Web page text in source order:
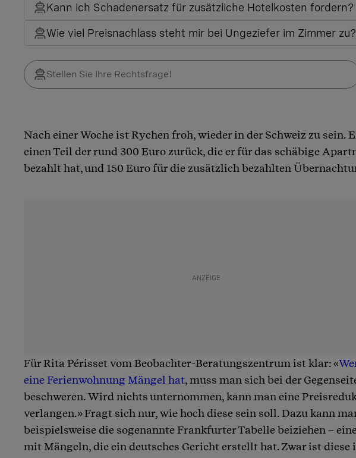
Kann ich Schadenersatz für zusätzliche Hotelkosten fordern?
Wie viel Preisnachlass steht mir bei Ungeziefer im Zimmer zu?
Nach einer Woche ist Rychen froh, wieder in der Schweiz zu sein.
einen Teil der rund 300 Euro zurück, die er für das schäbige
bezahlt hat, und 150 Euro für die zusätzlich bezahlten
Für Rita Périsset vom Beobachter-Beratungszentrum ist klar: «
eine Ferienwohnung Mängel hat, muss man sich bei der
beschweren. Wird nichts unternommen, kann man eine
verlangen.» Fragt sich nur, wie hoch diese sein soll. Dazu kann
beispielsweise die sogenannte Frankfurter Tabelle beiziehen –
mit Mängeln, die ein deutsches Gericht erstellt hat. Zwar ist diese